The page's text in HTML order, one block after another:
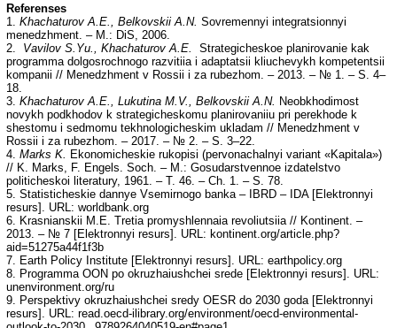
Referenses
1. Khachaturov A.E., Belkovskii A.N. Sovremennyi integratsionnyi
menedzhment. – M.: DiS, 2006.
2. Vavilov S.Yu., Khachaturov A.E.
Strategicheskoe planirovanie kak
programma dolgosrochnogo razvitiia i adaptatsii kliuchevykh kompetentsii
kompanii // Menedzhment v Rossii i za rubezhom. – 2013. – № 1. – S. 4–
18.
3. Khachaturov A.E., Lukutina M.V., Belkovskii A.N. Neobkhodimost
novykh podkhodov k strategicheskomu planirovaniiu pri perekhode k
shestomu i sedmomu tekhnologicheskim ukladam // Menedzhment v
Rossii i za rubezhom. – 2017. – № 2. – S. 3–22.
4. Marks K.
Ekonomicheskie rukopisi (pervonachalnyi variant «Kapitala»)
// K. Marks, F. Engels. Soch. – M.: Gosudarstvennoe izdatelstvo
politicheskoi literatury, 1961. – T. 46. – Ch. 1. – S. 78.
5. Statisticheskie dannye Vsemirnogo banka – IBRD – IDA [Elektronnyi
resurs]. URL: worldbank.org
6. Krasnianskii M.E. Tretia promyshlennaia revoliutsiia // Kontinent. –
2013. – № 7 [Elektronnyi resurs]. URL: kontinent.org/article.php?
aid=51275a44f1f3b
7. Earth Policy Institute [Elektronnyi resurs]. URL: earthpolicy.org
8. Programma OON po okruzhaiushchei srede [Elektronnyi resurs]. URL:
unenvironment.org/ru
9. Perspektivy okruzhaiushchei sredy OESR do 2030 goda [Elektronnyi
resurs]. URL: read.oecd-ilibrary.org/environment/oecd-environmental-